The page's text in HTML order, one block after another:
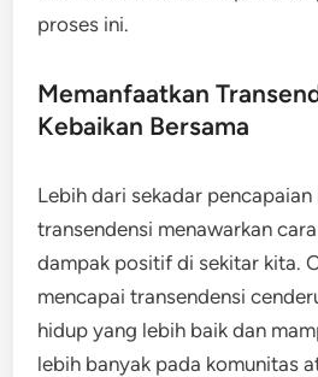
proses ini.
Memanfaatkan
Kebaikan Bersama
Lebih dari sekadar
transendensi menawarkan
dampak positif di sekitar kita.
mencapai transendensi
hidup yang lebih baik dan
lebih banyak pada komunitas